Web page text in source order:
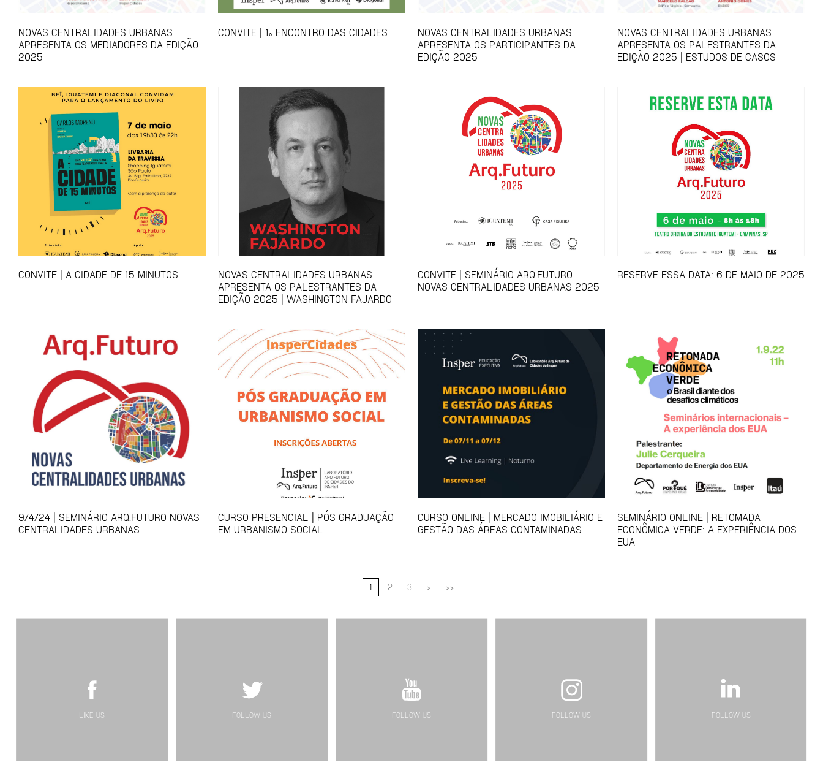
NOVAS CENTRALIDADES URBANAS
APRESENTA OS MEDIADORES DA EDIÇÃO
2025
CONVITE | 1º ENCONTRO DAS CIDADES
NOVAS CENTRALIDADES URBANAS
APRESENTA OS PARTICIPANTES DA
EDIÇÃO 2025
NOVAS CENTRALIDADES URBANAS
APRESENTA OS PALESTRANTES DA
EDIÇÃO 2025 | ESTUDOS DE CASOS
CONVITE | A CIDADE DE 15 MINUTOS
NOVAS CENTRALIDADES URBANAS
APRESENTA OS PALESTRANTES DA
EDIÇÃO 2025 | WASHINGTON FAJARDO
CONVITE | SEMINÁRIO ARQ.FUTURO
NOVAS CENTRALIDADES URBANAS 2025
RESERVE ESSA DATA: 6 DE MAIO DE 2025
9/4/24 | SEMINÁRIO ARQ.FUTURO NOVAS
CENTRALIDADES URBANAS
CURSO PRESENCIAL | PÓS GRADUAÇÃO
EM URBANISMO SOCIAL
CURSO ONLINE | MERCADO IMOBILIÁRIO E
GESTÃO DAS ÁREAS CONTAMINADAS
SEMINÁRIO ONLINE | RETOMADA
ECONÔMICA VERDE: A EXPERIÊNCIA DOS
EUA
1 2 3 > >>
LIKE US FOLLOW US FOLLOW US FOLLOW US FOLLOW US